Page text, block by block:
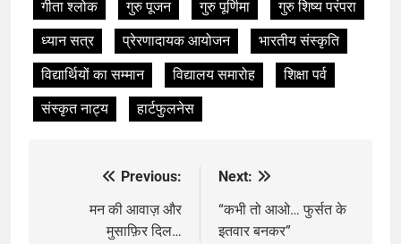
गीता श्लोक
गुरु पूजन गुरु पूर्णिमा
गुरु शिष्य परंपरा
ध्यान सत्र
प्रेरणादायक आयोजन
भारतीय संस्कृति
विद्यार्थियों का सम्मान
विद्यालय समारोह
शिक्षा पर्व
संस्कृत नाट्य
हार्टफुलनेस
navigation
Previous:
मन की आवाज़ और
मुसाफ़िर दिल…
Next:
“कभी तो आओ… फुर्सत के
इतवार बनकर”